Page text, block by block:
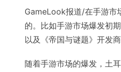
GameLook报道/在手游市
的。比如手游市场爆发初
以及《帝国与谜题》开发
随着手游市场的爆发，土